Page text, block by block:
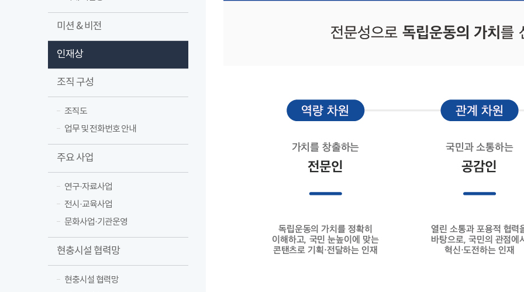
미션 & 비전
인재상
조직 구성
조직도
업무 및 전화번호 안내
주요 사업
연구·자료사업
전시·교육사업
문화사업·기관운영
현충시설 협력망
현충시설 협력망